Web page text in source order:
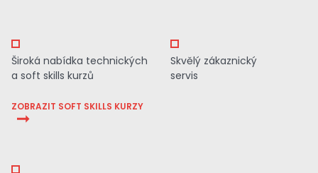
Široká nabídka technických
a soft skills kurzů
ZOBRAZIT SOFT SKILLS KURZY
Skvělý zákaznický
servis